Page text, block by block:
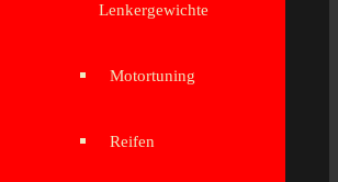
Lenkergewichte
Motortuning
Reifen